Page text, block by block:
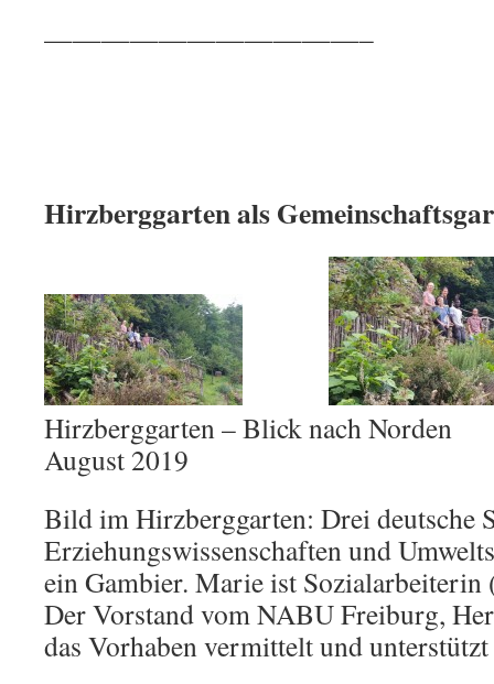
———————————–
Hirzberggarten als
Hirzberggarten – Blick nach
August 2019
Bild im Hirzberggarten: Drei deutsche
Erziehungswissenschaften und
ein Gambier. Marie ist Sozialarbeiterin
Der Vorstand vom NABU Freiburg,
das Vorhaben vermittelt und